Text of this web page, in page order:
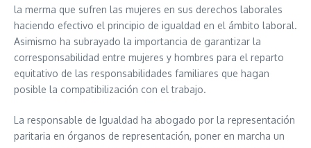
la merma que sufren las mujeres en sus derechos laborales
haciendo efectivo el principio de igualdad en el ámbito laboral.
Asimismo ha subrayado la importancia de garantizar la
corresponsabilidad entre mujeres y hombres para el reparto
equitativo de las responsabilidades familiares que hagan
posible la compatibilización con el trabajo.
La responsable de Igualdad ha abogado por la representación
paritaria en órganos de representación, poner en marcha un